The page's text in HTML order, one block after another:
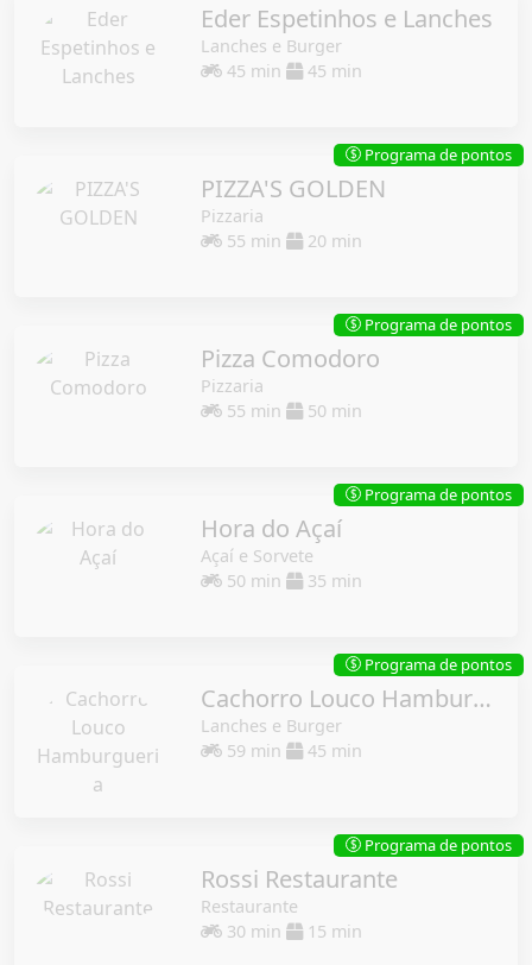
Eder Espetinhos e Lanches
Lanches e Burger
45 min
45 min
PIZZA'S GOLDEN
Pizzaria
55 min
20 min
$ Programa de pontos
Pizza Comodoro
Pizzaria
55 min
50 min
$ Programa de pontos
Hora do Açaí
Açaí e Sorvete
50 min
35 min
$ Programa de pontos
Cachorro Louco Hamburgueria
Lanches e Burger
59 min
45 min
$ Programa de pontos
Rossi Restaurante
Restaurante
30 min
15 min
$ Programa de pontos